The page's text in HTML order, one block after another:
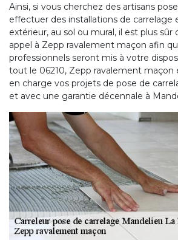
Ainsi, si vous cherchez des artisans
effectuer des installations de carrelage
extérieur, au sol ou mural, il est plus sûr
appel à Zepp ravalement maçon afin
professionnels seront mis à votre
tout le 06210, Zepp ravalement maçon
en charge vos projets de pose de
et avec une garantie décennale à